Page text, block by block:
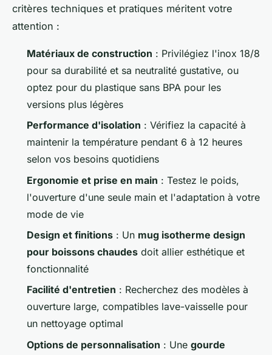
critères techniques et pratiques méritent votre
attention :
Matériaux de construction : Privilégiez l'inox 18/8
pour sa durabilité et sa neutralité gustative, ou
optez pour du plastique sans BPA pour les
versions plus légères
Performance d'isolation : Vérifiez la capacité à
maintenir la température pendant 6 à 12 heures
selon vos besoins quotidiens
Ergonomie et prise en main : Testez le poids,
l'ouverture d'une seule main et l'adaptation à votre
mode de vie
Design et finitions : Un mug isotherme design
pour boissons chaudes doit allier esthétique et
fonctionnalité
Facilité d'entretien : Recherchez des modèles à
ouverture large, compatibles lave-vaisselle pour
un nettoyage optimal
Options de personnalisation : Une gourde